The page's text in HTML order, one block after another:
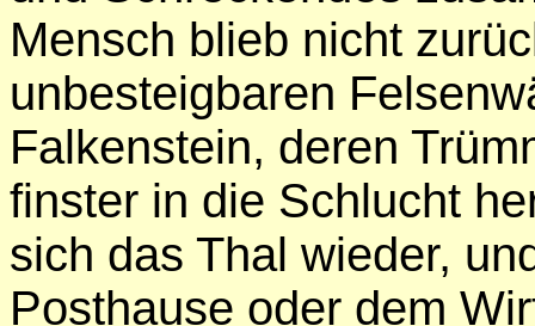
Mensch blieb nicht
unbesteigbaren
Falkenstein, deren
finster in die Schlucht
sich das Thal wieder,
Posthause oder dem